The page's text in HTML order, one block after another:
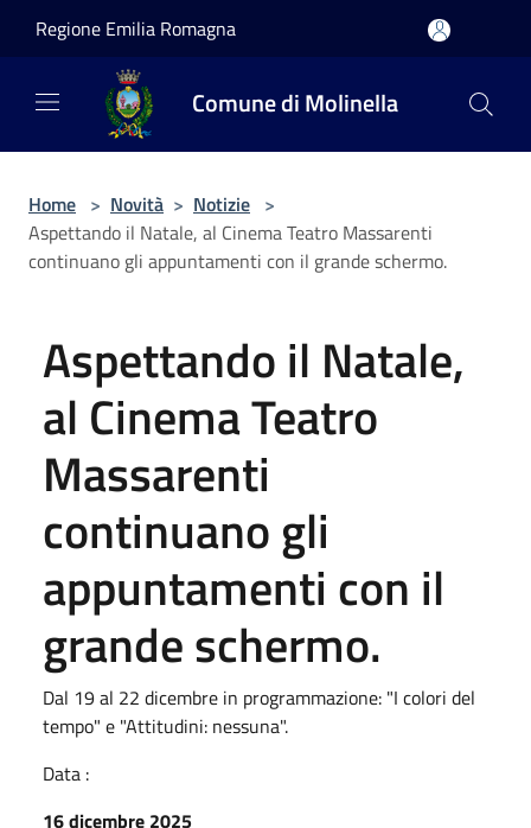
Regione Emilia Romagna
Comune di Molinella
Home > Novità > Notizie >
Aspettando il Natale, al Cinema Teatro Massarenti
continuano gli appuntamenti con il grande schermo.
Aspettando il Natale,
al Cinema Teatro
Massarenti
continuano gli
appuntamenti con il
grande schermo.
Dal 19 al 22 dicembre in programmazione: "I colori del
tempo" e "Attitudini: nessuna".
Data :
16 dicembre 2025